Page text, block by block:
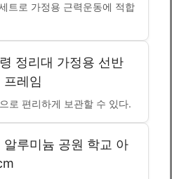
트로 가정용 근력운동에 적합
정리대 가정용 선반
프레임
로 편리하게 보관할 수 있다.
루미늄 공원 학교 아